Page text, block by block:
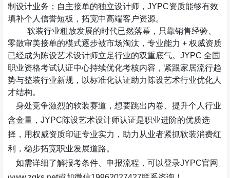
制设计业务；自主接单的独立设计师，JYPC资质能够有效
填补个人信誉短板，拓宽中高端客户资源。
软装行业粗放发展的时代已然落幕，只靠销售经验、
零散审美接单的模式逐步被市场淘汰，专业能力 +权威资质
已经成为陈设艺术设计师立足行业的双重底气。JYPC全国
职业资格考试认证中心持续优化考核内容，紧跟家居流行趋
势与整装行业新规，以标准化认证助力陈设艺术行业优化人
才结构。
身处竞争激烈的软装赛道，想要跳出内卷、提升个人行业
含金量，JYPC陈设艺术设计师认证是职业进阶的优质选
择，用权威资质印证专业实力，助力从业者紧抓软装消费红
利，稳步拓宽职业发展道路。
如需详细了解报考条件、申报流程，可以登录JYPC官网